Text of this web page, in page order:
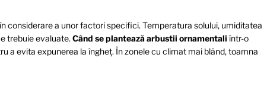
considerare a unor factori specifici. Temperatura solului, umiditatea
trebuie evaluate. Când se plantează arbustii ornamentali într-o
a evita expunerea la îngheț. În zonele cu climat mai blând, toamna